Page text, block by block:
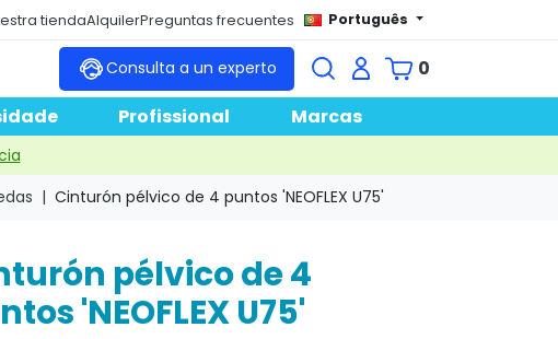
tiendaAlquilerPreguntas frecuentes Português
Consulta a un experto
0
Profissional Marcas
Cinturón pélvico de 4 puntos 'NEOFLEX U75'
pélvico de 4
'NEOFLEX U75'